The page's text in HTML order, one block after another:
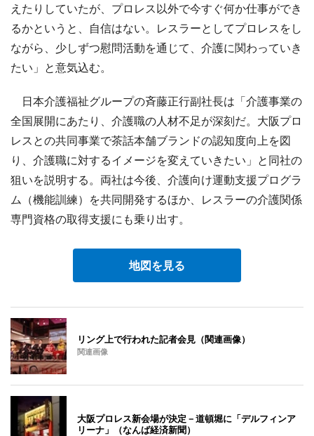
えたりしていたが、プロレス以外で今すぐ何か仕事ができ
るかというと、自信はない。レスラーとしてプロレスをし
ながら、少しずつ慰問活動を通じて、介護に関わっていき
たい」と意気込む。
日本介護福祉グループの斉藤正行副社長は「介護事業の
全国展開にあたり、介護職の人材不足が深刻だ。大阪プロ
レスとの共同事業で茶話本舗ブランドの認知度向上を図
り、介護職に対するイメージを変えていきたい」と同社の
狙いを説明する。両社は今後、介護向け運動支援プログラ
ム（機能訓練）を共同開発するほか、レスラーの介護関係
専門資格の取得支援にも乗り出す。
地図を見る
リング上で行われた記者会見（関連画像）
関連画像
大阪プロレス新会場が決定－道頓堀に「デルフィンア
リーナ」（なんば経済新聞）